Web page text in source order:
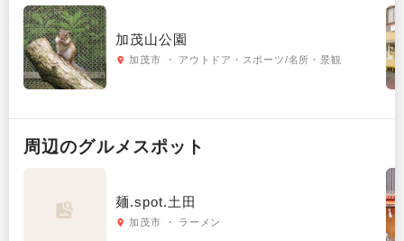
加茂山公園
加茂市 ・ アウトドア・スポーツ/名所・景観
周辺のグルメスポット
麺.spot.土田
加茂市 ・ ラーメン